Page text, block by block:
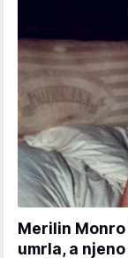
Merilin
umrla, a